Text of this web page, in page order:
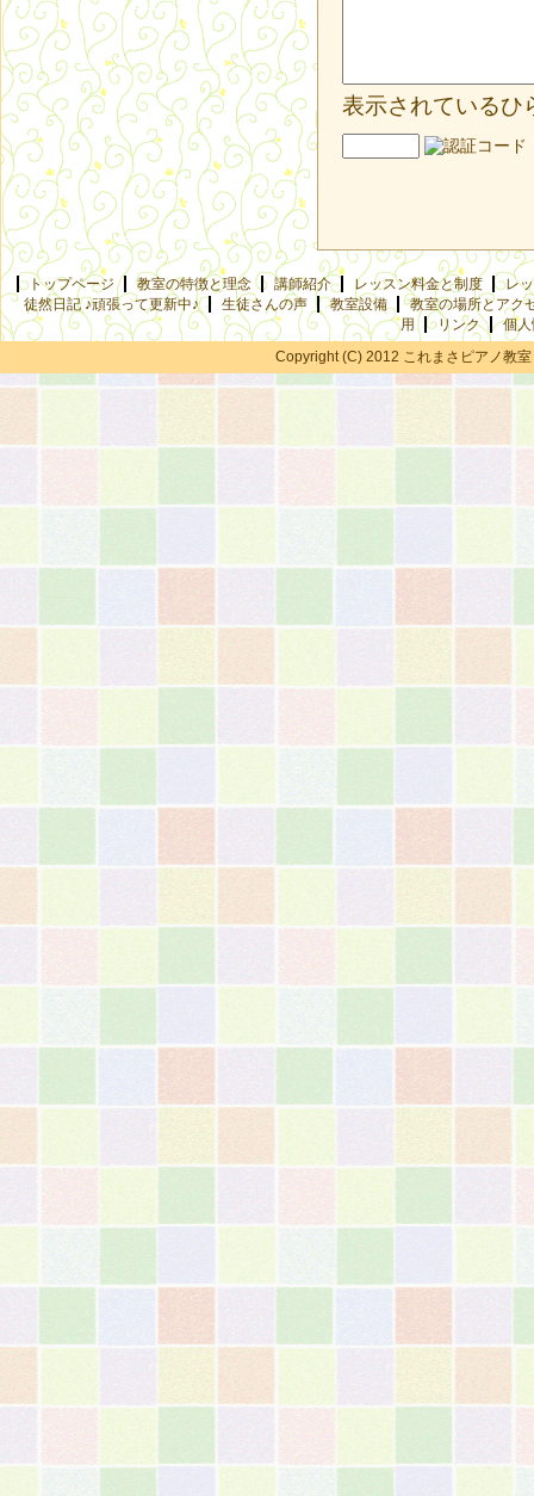
表示されているひ
トップページ 教室の特徴と理念 講師紹介 レッスン料金と制度
レ
徒然日記 ♪頑張って更新中♪
生徒さんの声 教室設備
教室の場所とアク
用
リンク
個
Copyright (C) 2012 これまさピアノ教